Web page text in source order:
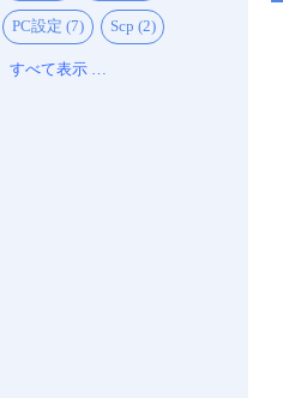
PC設定 (7) Scp (2)
すべて表示 …